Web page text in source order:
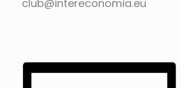
club@intereconomia.eu